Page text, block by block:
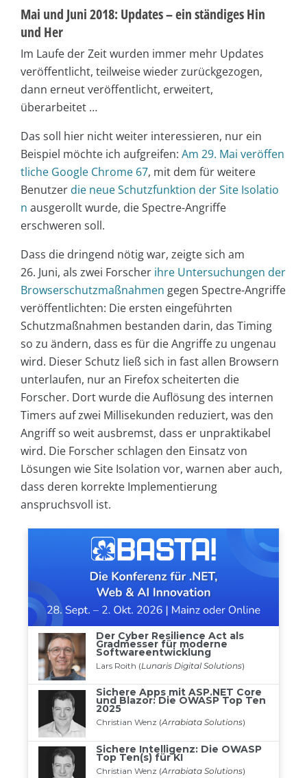
Mai und Juni 2018: Updates – ein ständiges Hin
und Her
Im Laufe der Zeit wurden immer mehr Updates
veröffentlicht, teilweise wieder zurückgezogen,
dann erneut veröffentlicht, erweitert,
überarbeitet …
Das soll hier nicht weiter interessieren, nur ein
Beispiel möchte ich aufgreifen: Am 29. Mai veröffen
tliche Google Chrome 67, mit dem für weitere
Benutzer die neue Schutzfunktion der Site Isolatio
n ausgerollt wurde, die Spectre-Angriffe
erschweren soll.
Dass die dringend nötig war, zeigte sich am
26. Juni, als zwei Forscher ihre Untersuchungen der
Browserschutzmaßnahmen gegen Spectre-Angriffe
veröffentlichten: Die ersten eingeführten
Schutzmaßnahmen bestanden darin, das Timing
so zu ändern, dass es für die Angriffe zu ungenau
wird. Dieser Schutz ließ sich in fast allen Browsern
unterlaufen, nur an Firefox scheiterten die
Forscher. Dort wurde die Auflösung des internen
Timers auf zwei Millisekunden reduziert, was den
Angriff so weit ausbremst, dass er unpraktikabel
wird. Die Forscher schlagen den Einsatz von
Lösungen wie Site Isolation vor, warnen aber auch,
dass deren korrekte Implementierung
anspruchsvoll ist.